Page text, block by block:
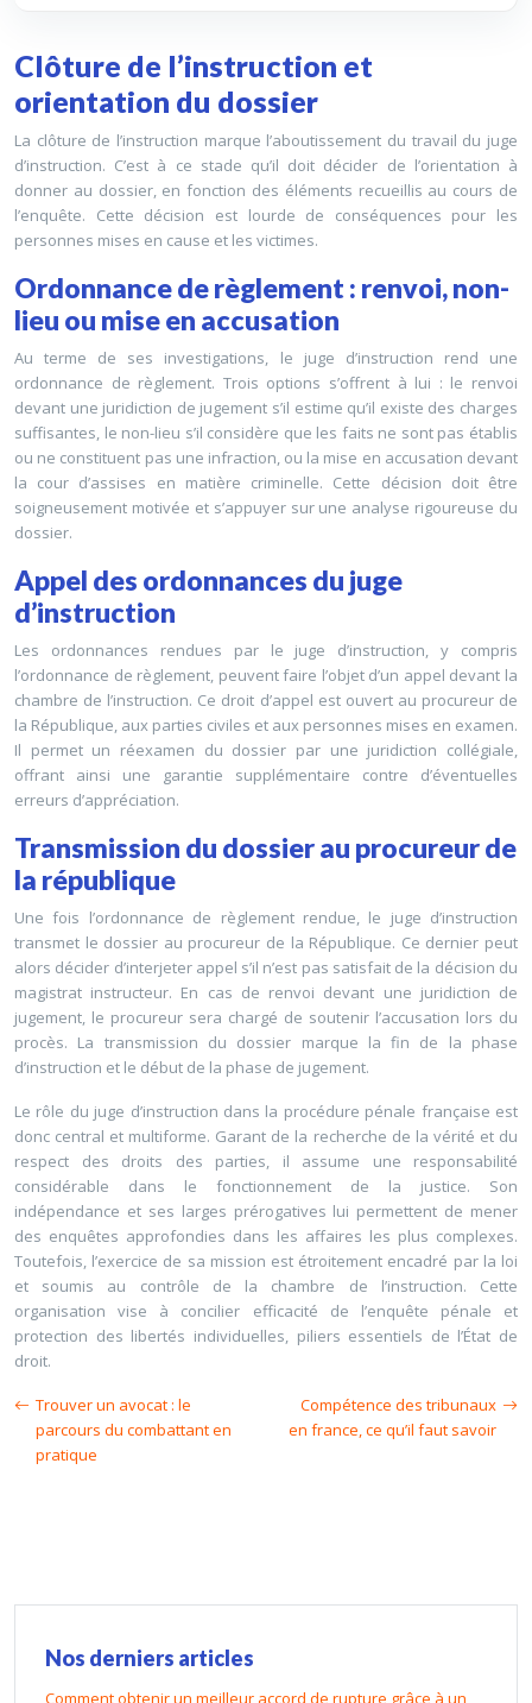
Clôture de l’instruction et
orientation du dossier
La clôture de l’instruction marque l’aboutissement du travail du juge
d’instruction. C’est à ce stade qu’il doit décider de l’orientation à
donner au dossier, en fonction des éléments recueillis au cours de
l’enquête. Cette décision est lourde de conséquences pour les
personnes mises en cause et les victimes.
Ordonnance de règlement : renvoi, non-
lieu ou mise en accusation
Au terme de ses investigations, le juge d’instruction rend une
ordonnance de règlement. Trois options s’offrent à lui : le renvoi
devant une juridiction de jugement s’il estime qu’il existe des charges
suffisantes, le non-lieu s’il considère que les faits ne sont pas établis
ou ne constituent pas une infraction, ou la mise en accusation devant
la cour d’assises en matière criminelle. Cette décision doit être
soigneusement motivée et s’appuyer sur une analyse rigoureuse du
dossier.
Appel des ordonnances du juge
d’instruction
Les ordonnances rendues par le juge d’instruction, y compris
l’ordonnance de règlement, peuvent faire l’objet d’un appel devant la
chambre de l’instruction. Ce droit d’appel est ouvert au procureur de
la République, aux parties civiles et aux personnes mises en examen.
Il permet un réexamen du dossier par une juridiction collégiale,
offrant ainsi une garantie supplémentaire contre d’éventuelles
erreurs d’appréciation.
Transmission du dossier au procureur de
la république
Une fois l’ordonnance de règlement rendue, le juge d’instruction
transmet le dossier au procureur de la République. Ce dernier peut
alors décider d’interjeter appel s’il n’est pas satisfait de la décision du
magistrat instructeur. En cas de renvoi devant une juridiction de
jugement, le procureur sera chargé de soutenir l’accusation lors du
procès. La transmission du dossier marque la fin de la phase
d’instruction et le début de la phase de jugement.
Le rôle du juge d’instruction dans la procédure pénale française est
donc central et multiforme. Garant de la recherche de la vérité et du
respect des droits des parties, il assume une responsabilité
considérable dans le fonctionnement de la justice. Son
indépendance et ses larges prérogatives lui permettent de mener
des enquêtes approfondies dans les affaires les plus complexes.
Toutefois, l’exercice de sa mission est étroitement encadré par la loi
et soumis au contrôle de la chambre de l’instruction. Cette
organisation vise à concilier efficacité de l’enquête pénale et
protection des libertés individuelles, piliers essentiels de l’État de
droit.
Trouver un avocat : le
parcours du combattant en
pratique
Compétence des tribunaux
en france, ce qu’il faut savoir
Nos derniers articles
Comment obtenir un meilleur accord de rupture grâce à un